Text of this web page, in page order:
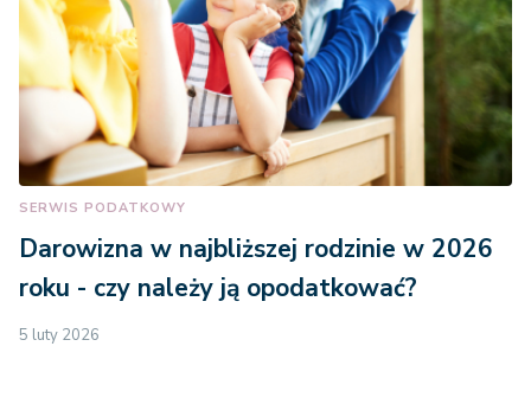
SERWIS PODATKOWY
Darowizna w najbliższej rodzinie w 2026
roku - czy należy ją opodatkować?
5 luty 2026